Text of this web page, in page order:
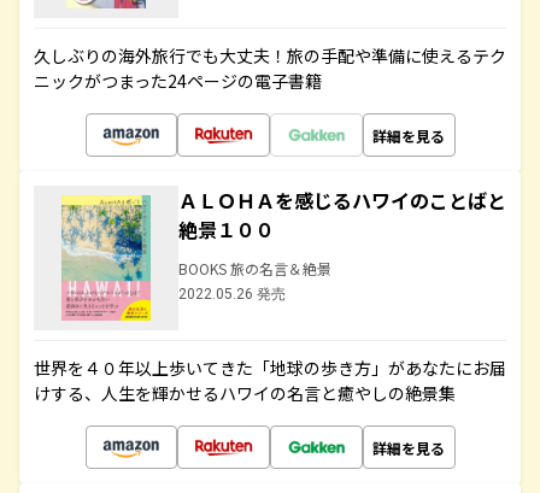
久しぶりの海外旅行でも大丈夫！旅の手配や準備に使えるテク
ニックがつまった24ページの電子書籍
詳細を見る
ＡＬＯＨＡを感じるハワイのことばと
絶景１００
BOOKS 旅の名言＆絶景
2022.05.26 発売
世界を４０年以上歩いてきた「地球の歩き方」があなたにお届
けする、人生を輝かせるハワイの名言と癒やしの絶景集
詳細を見る